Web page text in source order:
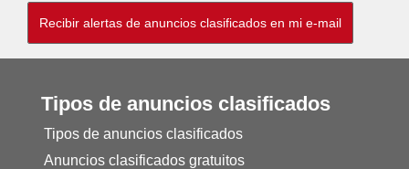
Tipos de anuncios clasificados
Tipos de anuncios clasificados
Anuncios clasificados gratuitos